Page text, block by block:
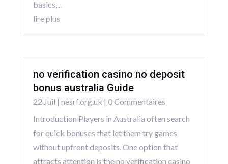
basics,...
lire plus
no verification casino no deposit
bonus australia Guide
22 Juil | nesrf.org.uk | 0 Commentaires
Introduction Players in Australia often search
for quick bonuses that let them try games
without upfront deposits. One option that
attracts attention is the no verification casino